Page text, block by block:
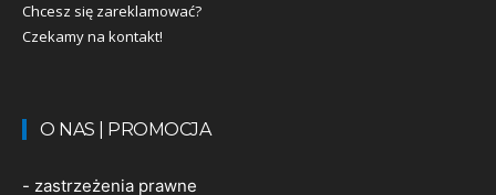
Chcesz się zareklamować?
Czekamy na kontakt!
O NAS | PROMOCJA
- zastrzeżenia prawne